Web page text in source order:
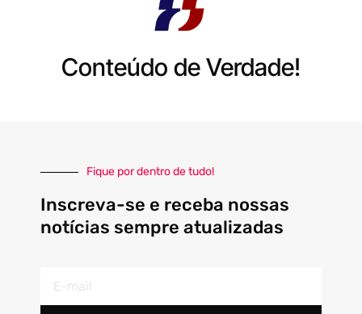
Conteúdo de Verdade!
Fique por dentro de tudo!
Inscreva-se e receba nossas
notícias sempre atualizadas
mail